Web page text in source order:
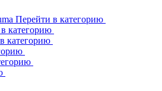
Перейти в категорию
категорию
категорию